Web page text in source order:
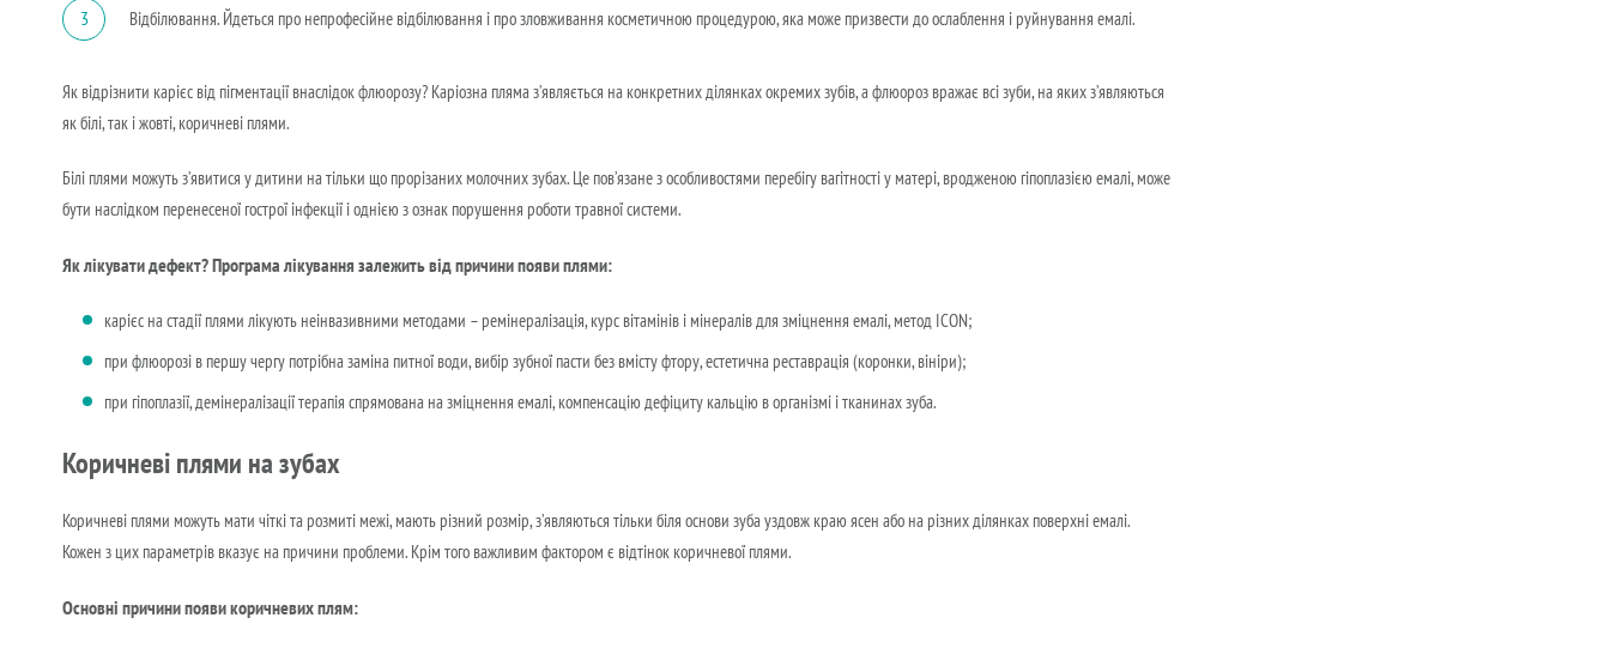
3 Відбілювання. Йдеться про непрофесійне відбілювання і про зловживання косметичною процедурою, яка може призвести до ослаблення і руйнування емалі.
Як відрізнити карієс від пігментації внаслідок флюорозу? Каріозна пляма з’являється на конкретних ділянках окремих зубів, а флюороз вражає всі зуби, на яких з’являються
як білі, так і жовті, коричневі плями.
Білі плями можуть з’явитися у дитини на тільки що прорізаних молочних зубах. Це пов’язане з особливостями перебігу вагітності у матері, вродженою гіпоплазією емалі, може
бути наслідком перенесеної гострої інфекції і однією з ознак порушення роботи травної системи.
Як лікувати дефект? Програма лікування залежить від причини появи плями:
карієс на стадії плями лікують неінвазивними методами – ремінералізація, курс вітамінів і мінералів для зміцнення емалі, метод ICON;
при флюорозі в першу чергу потрібна заміна питної води, вибір зубної пасти без вмісту фтору, естетична реставрація (коронки, вініри);
при гіпоплазії, демінералізації терапія спрямована на зміцнення емалі, компенсацію дефіциту кальцію в організмі і тканинах зуба.
Коричневі плями на зубах
Коричневі плями можуть мати чіткі та розмиті межі, мають різний розмір, з’являються тільки біля основи зуба уздовж краю ясен або на різних ділянках поверхні емалі.
Кожен з цих параметрів вказує на причини проблеми. Крім того важливим фактором є відтінок коричневої плями.
Основні причини появи коричневих плям: